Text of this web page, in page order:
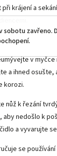
sobotu zavřeno.
krájení a
v myčce
a ihned osušte,
korozi.
nůž k řezání
aby nedošlo k
a vyvarujte
se